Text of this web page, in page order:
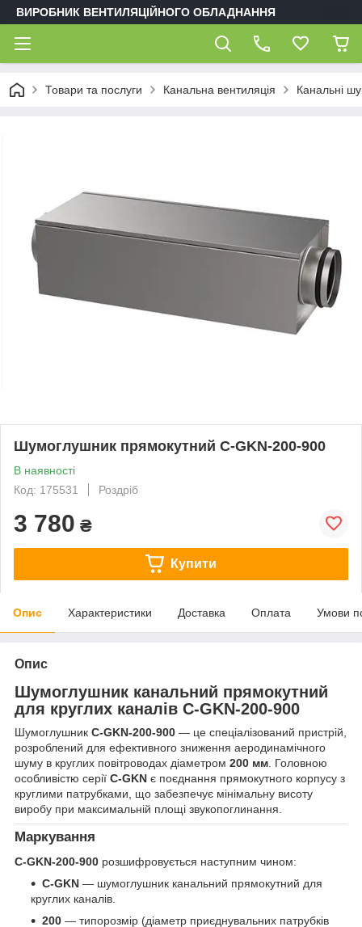
ВИРОБНИК ВЕНТИЛЯЦІЙНОГО ОБЛАДНАННЯ
Товари та послуги Канальна вентиляція Канальні
Шумоглушник прямокутний C-GKN-200-900
В наявності
Код: 175531
Роздріб
3 780 ₴
Купити
Опис Характеристики Доставка Оплата Умови
Опис
Шумоглушник канальний прямокутний
для круглих каналів C-GKN-200-900
Шумоглушник C-GKN-200-900 — це спеціалізований пристрій,
розроблений для ефективного зниження аеродинамічного
шуму в круглих повітроводах діаметром 200 мм . Головною
особливістю серії C-GKN є поєднання прямокутного корпусу з
круглими патрубками, що забезпечує мінімальну висоту
виробу при максимальній площі звукопоглинання.
Маркування
C-GKN-200-900 розшифровується наступним чином:
C-GKN — шумоглушник канальний прямокутний для
круглих каналів.
200 — типорозмір (діаметр приєднувальних патрубків